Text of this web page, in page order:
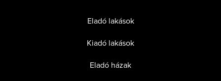
Eladó lakások
Kiadó lakások
Eladó házak